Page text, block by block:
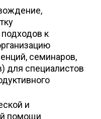
к
семинаров,
для специалистов
и
помощи